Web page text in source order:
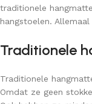
traditionele
hangstoelen.
Traditionele
Traditionele
Omdat ze geen